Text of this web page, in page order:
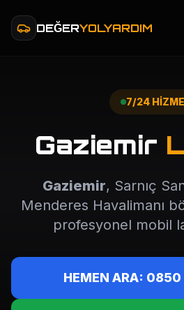
DEĞERYOLYARDIM
7/24
Gaziemir
Gaziemir, Sarnıç
Menderes Havalimanı
profesyonel mobil
HEMEN ARA: